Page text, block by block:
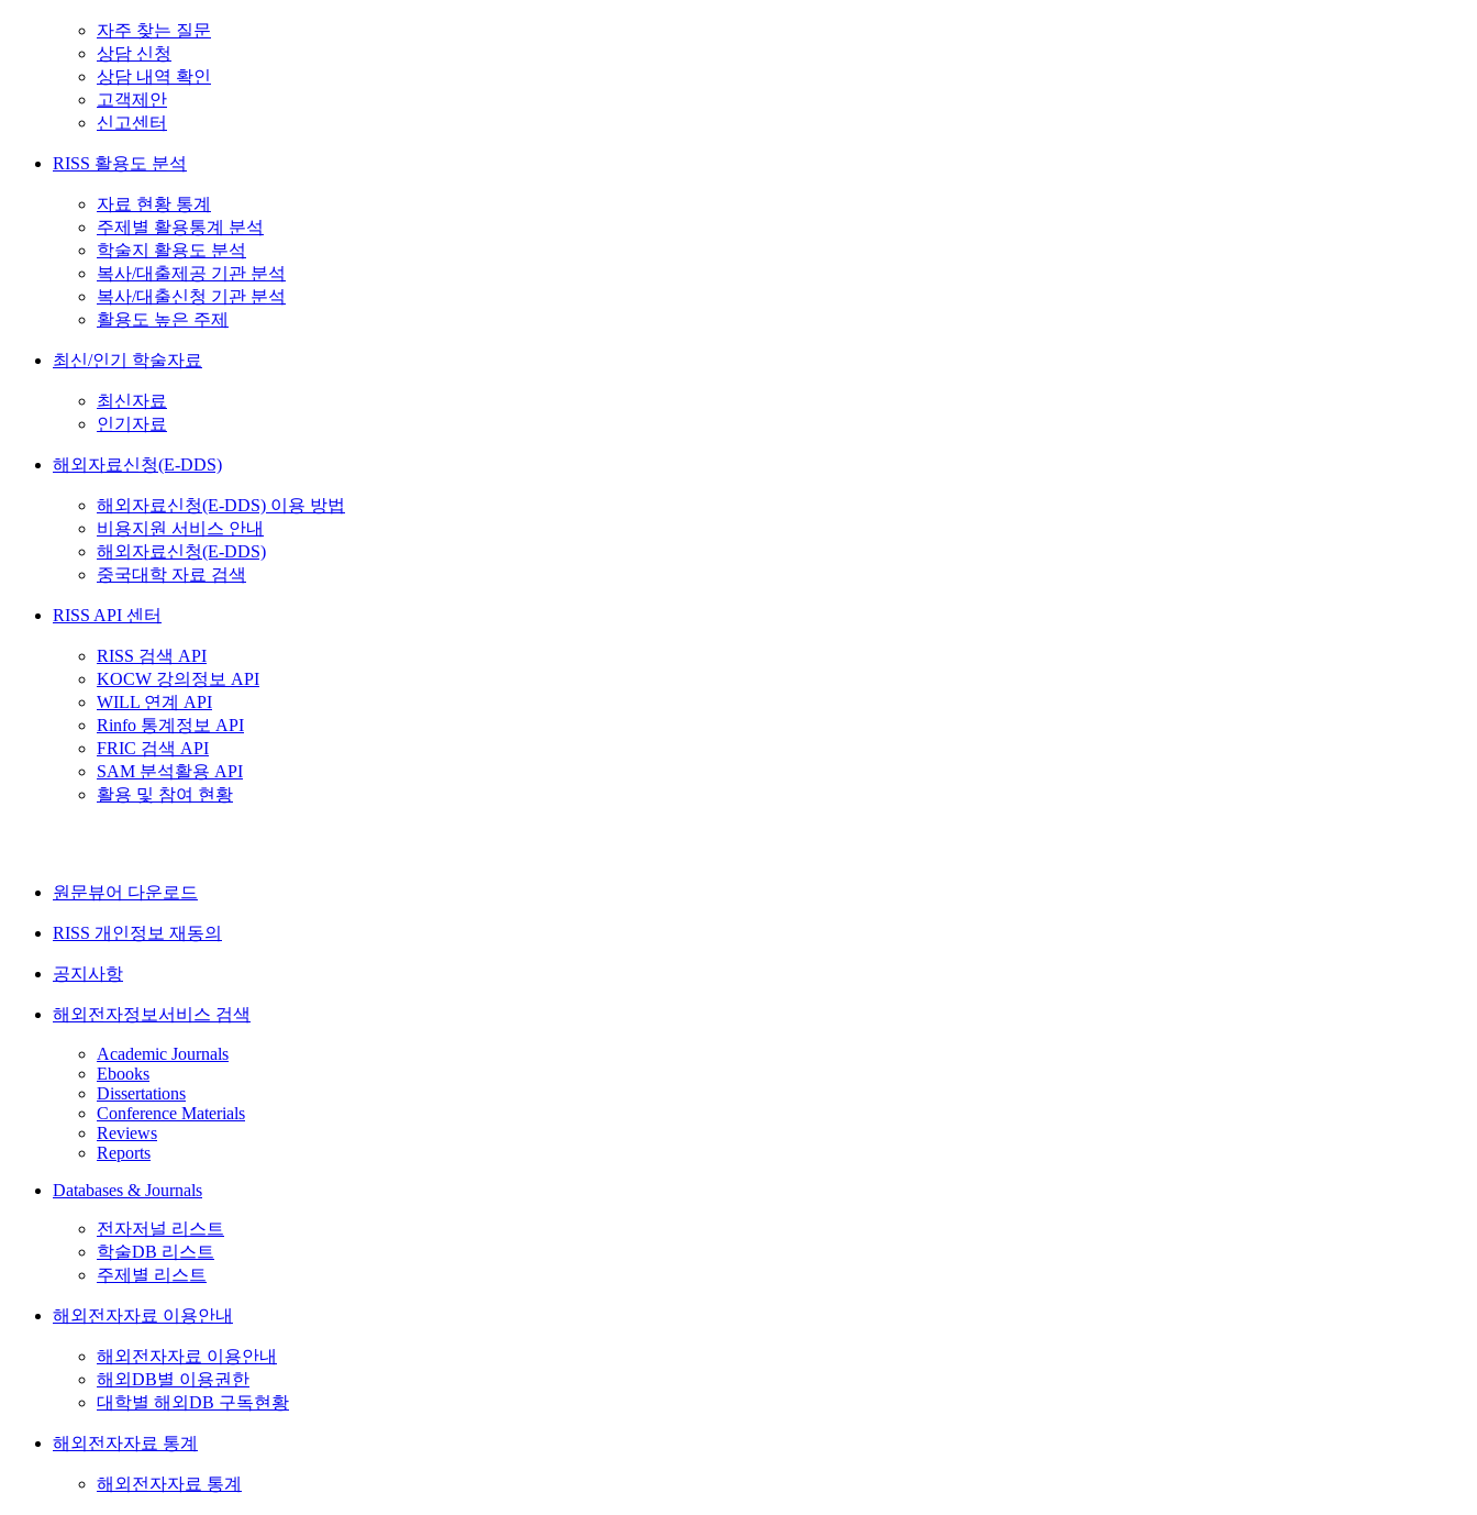
자주 찾는 질문
상담 신청
상담 내역 확인
고객제안
신고센터
RISS 활용도 분석
자료 현황 통계
주제별 활용통계 분석
학술지 활용도 분석
복사/대출제공 기관 분석
복사/대출신청 기관 분석
활용도 높은 주제
최신/인기 학술자료
최신자료
인기자료
해외자료신청(E-DDS)
해외자료신청(E-DDS) 이용 방법
비용지원 서비스 안내
해외자료신청(E-DDS)
중국대학 자료 검색
RISS API 센터
RISS 검색 API
KOCW 강의정보 API
WILL 연계 API
Rinfo 통계정보 API
FRIC 검색 API
SAM 분석활용 API
활용 및 참여 현황
원문뷰어 다운로드
RISS 개인정보 재동의
공지사항
해외전자정보서비스 검색
Academic Journals
Ebooks
Dissertations
Conference Materials
Reviews
Reports
Databases & Journals
전자저널 리스트
학술DB 리스트
주제별 리스트
해외전자자료 이용안내
해외전자자료 이용안내
해외DB별 이용권한
대학별 해외DB 구독현황
해외전자자료 통계
해외전자자료 통계